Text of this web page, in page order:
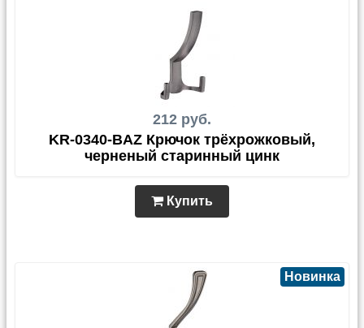
212 руб.
KR-0340-BAZ Крючок трёхрожковый,
черненый старинный цинк
Купить
Новинка